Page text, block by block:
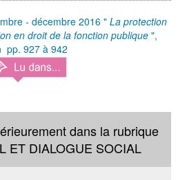
- décembre 2016 "La protection
en droit de la fonction publique ",
pp. 927 à 942
dans la rubrique
ET DIALOGUE SOCIAL